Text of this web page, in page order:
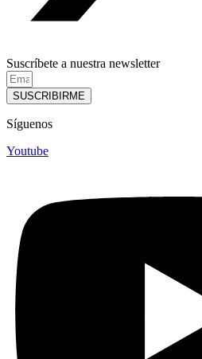
Suscríbete a nuestra newsletter
SUSCRIBIRME
Síguenos
Youtube